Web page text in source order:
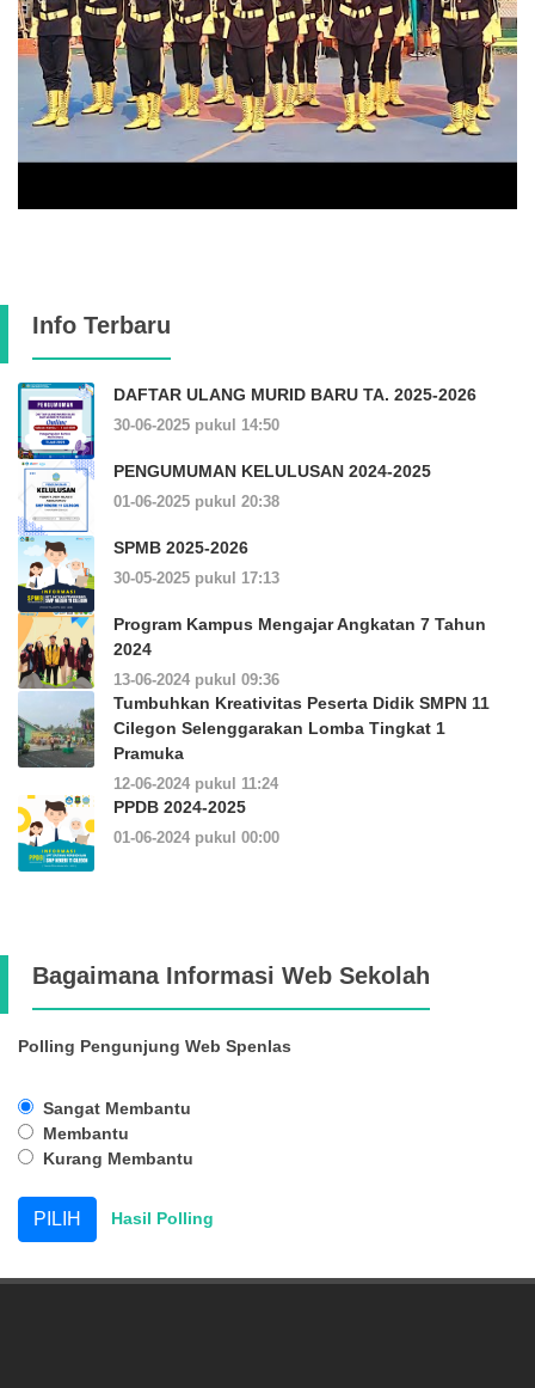
Info Terbaru
DAFTAR ULANG MURID BARU TA. 2025-2026
30-06-2025 pukul 14:50
PENGUMUMAN KELULUSAN 2024-2025
01-06-2025 pukul 20:38
SPMB 2025-2026
30-05-2025 pukul 17:13
Program Kampus Mengajar Angkatan 7 Tahun
2024
13-06-2024 pukul 09:36
Tumbuhkan Kreativitas Peserta Didik SMPN 11
Cilegon Selenggarakan Lomba Tingkat 1
Pramuka
12-06-2024 pukul 11:24
PPDB 2024-2025
01-06-2024 pukul 00:00
Bagaimana Informasi Web Sekolah
Polling Pengunjung Web Spenlas
Sangat Membantu
Membantu
Kurang Membantu
Hasil Polling